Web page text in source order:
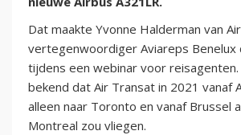
Dat maakte Yvonne Halderman van
vertegenwoordiger Aviareps Benelux
tijdens een webinar voor
bekend dat Air Transat in 2021 vanaf
alleen naar Toronto en vanaf Brussel
Montreal zou vliegen.